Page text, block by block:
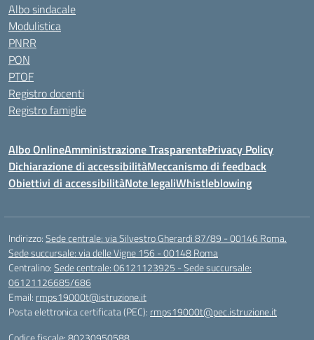
Albo sindacale
Modulistica
PNRR
PON
PTOF
Registro docenti
Registro famiglie
Albo OnlineAmministrazione TrasparentePrivacy Policy
Dichiarazione di accessibilitàMeccanismo di feedback
Obiettivi di accessibilitàNote legaliWhistleblowing
Indirizzo:Sede centrale: via Silvestro Gherardi 87/89 - 00146 Roma.
Sede succursale: via delle Vigne 156 - 00148 Roma
Centralino:Sede centrale: 06121123925 - Sede succursale:
06121126685/686
Email: rmps19000t@istruzione.it
Posta elettronica certificata (PEC): rmps19000t@pec.istruzione.it